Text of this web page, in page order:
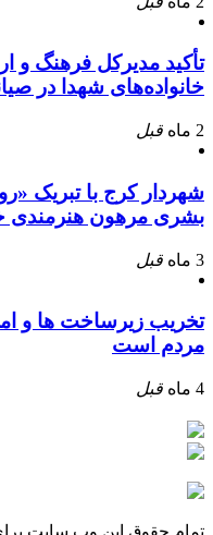
تأکید مدیرکل فرهنگ و
خانواده‌های شهدا در
2 ماه قبل
شهردار کرج با تبریک
بشری مرهون هنرمندی
3 ماه قبل
تخریب زیرساخت ها و
مردم است
4 ماه قبل
تمام حقوق این وب سایت